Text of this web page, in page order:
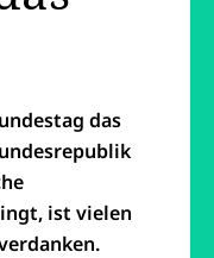
das
ist vielen